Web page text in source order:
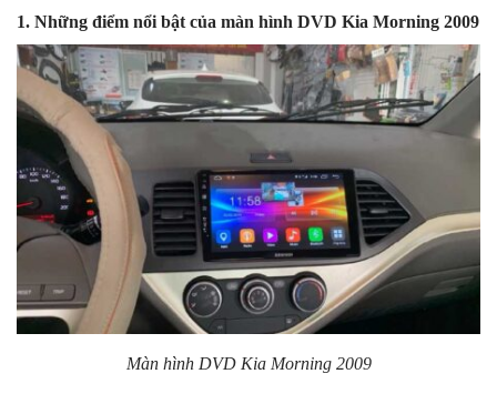
1. Những điểm nổi bật của màn hình DVD Kia Morning 2009
Màn hình DVD Kia Morning 2009